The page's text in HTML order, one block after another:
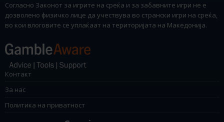
Согласно Законот за игрите на среќа и за забавните игри не е
дозволено физичко лице да учествува во странски игри на среќа,
во кои влоговите се уплаќаат на територијата на Македонија.
Контакт
За нас
Политика на приватност